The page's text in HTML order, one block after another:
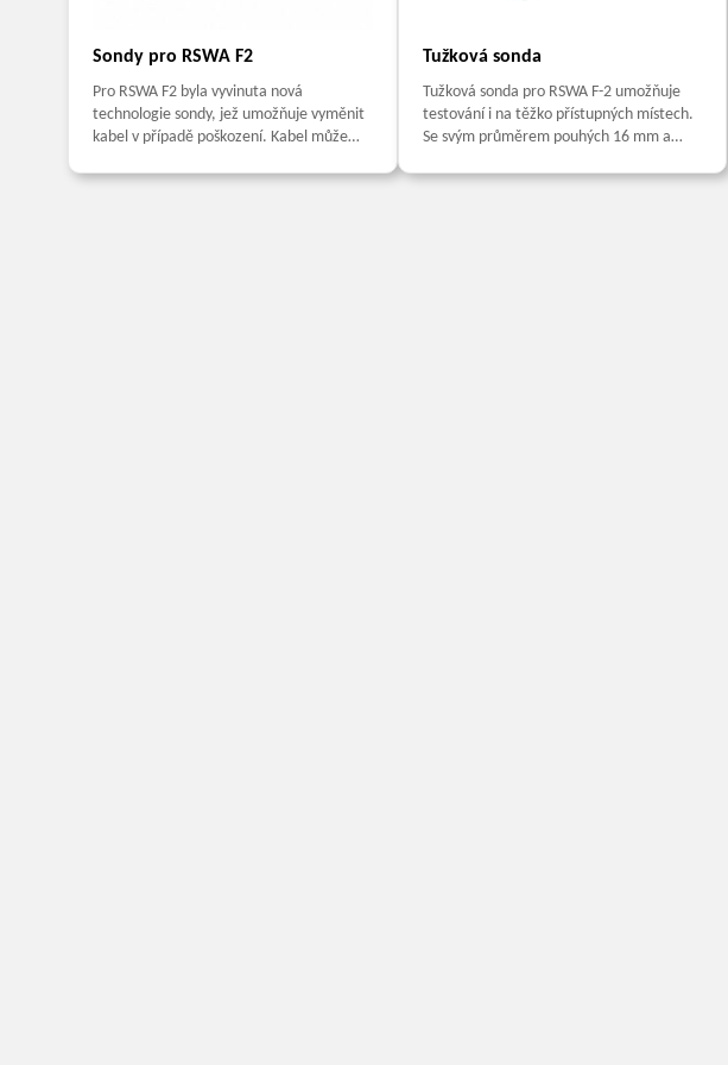
Sondy pro RSWA F2
Pro RSWA F2 byla vyvinuta nová
technologie sondy, jež umožňuje vyměnit
kabel v případě poškození. Kabel může
uvolněním příslušných šroubů, což značně
Tužková sonda
Tužková sonda pro RSWA F-2 umožňuje
testování i na těžko přístupných místech.
Se svým průměrem pouhých 16 mm a
svařovací elektrody a může...